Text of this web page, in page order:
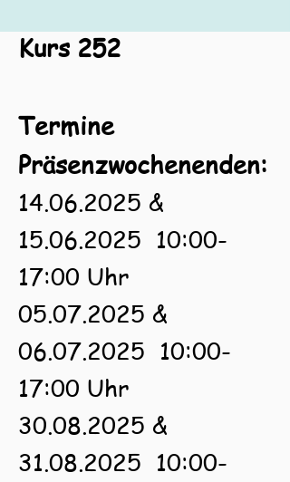
Kurs 252
Termine
Präsenzwochenenden:
14.06.2025 &
15.06.2025 10:00-
17:00 Uhr
05.07.2025 &
06.07.2025 10:00-
17:00 Uhr
30.08.2025 &
31.08.2025 10:00-